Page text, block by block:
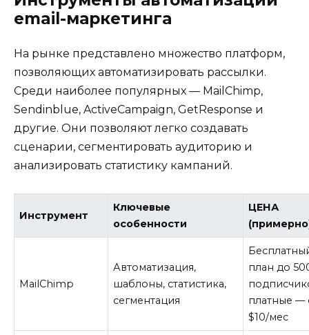
email-маркетинга
На рынке представлено множество платформ,
позволяющих автоматизировать рассылки.
Среди наиболее популярных — MailChimp,
Sendinblue, ActiveCampaign, GetResponse и
другие. Они позволяют легко создавать
сценарии, сегментировать аудиторию и
анализировать статистику кампаний.
Инструмент
Ключевые
особенности
ЦЕНА
MailChimp
Автоматизация,
шаблоны, статистика,
сегментация
план до
платные —
$10/мес